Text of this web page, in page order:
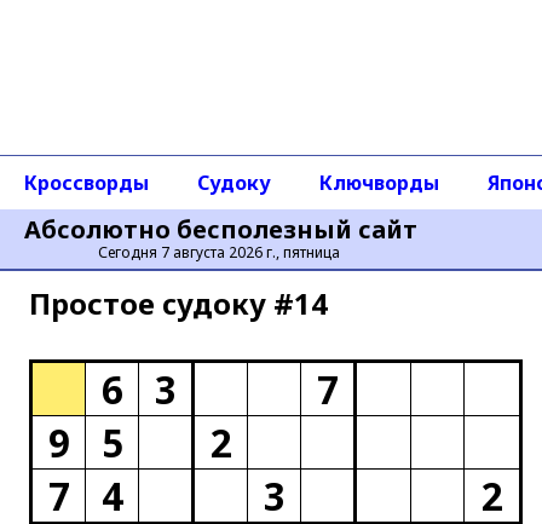
Абсолютно бесполезный сайт
Сегодня 7 августа 2026 г., пятница
Кроссворды Судоку Ключворды
Простое cудоку #14
6 3
7
9
5
2
7
4 3
2